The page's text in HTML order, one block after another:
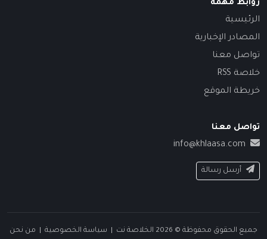
روابط مهمة
الرئيسية
المصادر الإخبارية
تواصل معنا
خلاصة RSS
خريطة الموقع
تواصل معنا
info@khlaasa.com
أرسل رسالة
جميع الحقوق محفوظة © 2026 الخلاصة نت | سياسة الخصوصية من نحن